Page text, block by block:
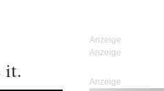
it. Anzeige